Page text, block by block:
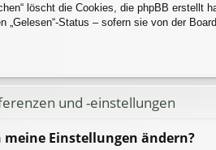
löscht die Cookies, die phpBB erstellt
„Gelesen“-Status – sofern sie von der
und -einstellungen
meine Einstellungen ändern?